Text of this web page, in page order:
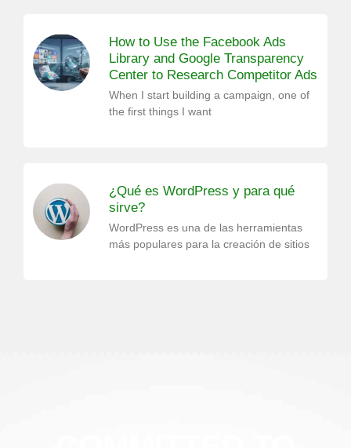
How to Use the Facebook Ads
Library and Google Transparency
Center to Research Competitor Ads
When I start building a campaign, one of
the first things I want
¿Qué es WordPress y para qué
sirve?
WordPress es una de las herramientas
más populares para la creación de sitios